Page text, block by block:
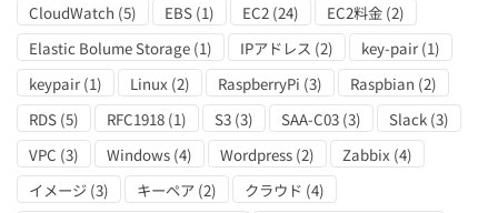
CloudWatch (5) EBS (1) EC2 (24) EC2料金 (2)
Elastic Bolume Storage (1) IPアドレス (2) key-pair (1)
keypair (1) Linux (2) RaspberryPi (3) Raspbian (2)
RDS (5) RFC1918 (1) S3 (3) SAA-C03 (3) Slack (3)
VPC (3) Windows (4) Wordpress (2) Zabbix (4)
イメージ (3) キーペア (2) クラウド (4)